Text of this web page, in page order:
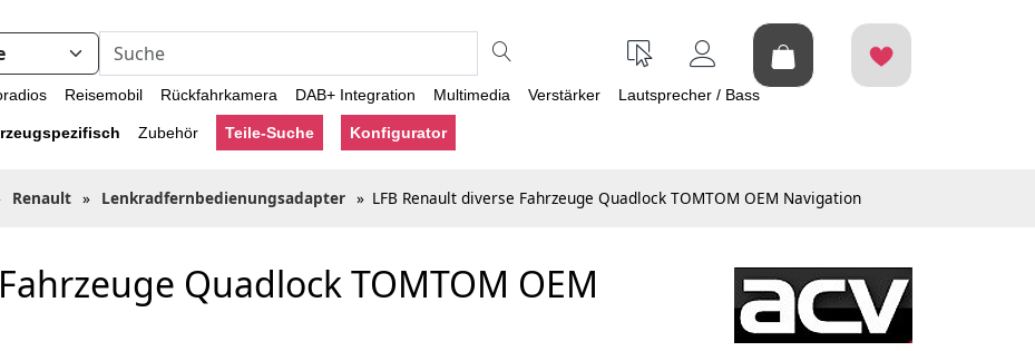
Reisemobil Rückfahrkamera DAB+ Integration Multimedia Verstärker Lautsprecher / Bass
Zubehör Teile-Suche Konfigurator
Renault » Lenkradfernbedienungsadapter » LFB Renault diverse Fahrzeuge Quadlock TOMTOM OEM Navigation
Quadlock TOMTOM OEM